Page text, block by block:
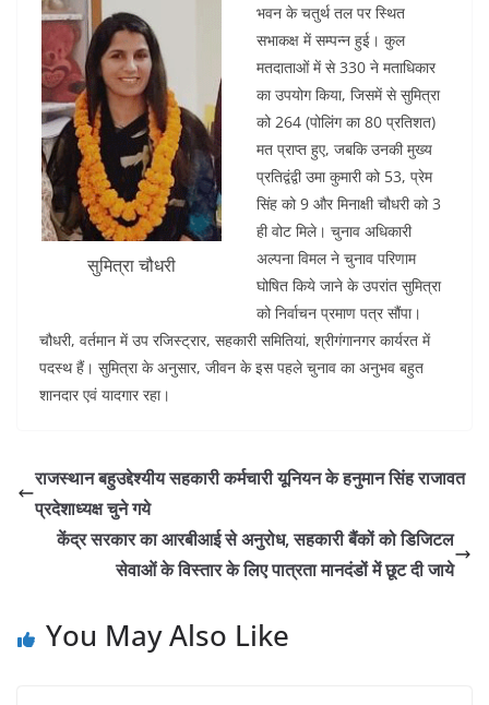
सुमित्रा चौधरी
भवन के चतुर्थ तल पर स्थित
सभाकक्ष में सम्पन्न हुई। कुल
मतदाताओं में से 330 ने मताधिकार
का उपयोग किया, जिसमें से सुमित्रा
को 264 (पोलिंग का 80 प्रतिशत)
मत प्राप्त हुए, जबकि उनकी मुख्य
प्रतिद्वंद्वी उमा कुमारी को 53, प्रेम
सिंह को 9 और मिनाक्षी चौधरी को 3
ही वोट मिले। चुनाव अधिकारी
अल्पना विमल ने चुनाव परिणाम
घोषित किये जाने के उपरांत सुमित्रा
को निर्वाचन प्रमाण पत्र सौंपा।
चौधरी, वर्तमान में उप रजिस्ट्रार, सहकारी समितियां, श्रीगंगानगर कार्यरत में
पदस्थ हैं। सुमित्रा के अनुसार, जीवन के इस पहले चुनाव का अनुभव बहुत
शानदार एवं यादगार रहा।
राजस्थान बहुउद्देश्यीय सहकारी कर्मचारी यूनियन के हनुमान सिंह राजावत
प्रदेशाध्यक्ष चुने गये
केंद्र सरकार का आरबीआई से अनुरोध, सहकारी बैंकों को डिजिटल
सेवाओं के विस्तार के लिए पात्रता मानदंडों में छूट दी जाये
You May Also Like